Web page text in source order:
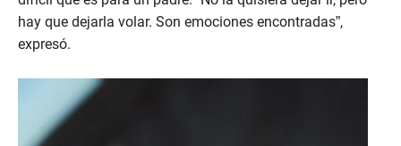
hay que dejarla volar. Son emociones encontradas”,
expresó.